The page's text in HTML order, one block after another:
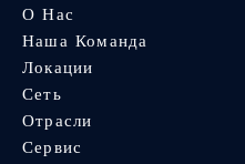
О Нас
Наша Команда
Локации
Сеть
Отрасли
Сервис